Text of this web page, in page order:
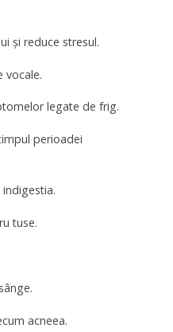
și reduce stresul.
vocale.
legate de frig.
perioadei
tuse.
acneea.